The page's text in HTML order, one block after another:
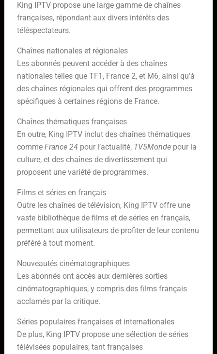
King IPTV propose une large gamme de chaînes
françaises, répondant aux divers intérêts des
téléspectateurs.
Chaînes nationales et régionales
Les abonnés peuvent accéder à des chaînes
nationales telles que TF1, France 2, et M6, ainsi qu’à
des chaînes régionales qui offrent des programmes
spécifiques à certaines régions de France.
Chaînes thématiques françaises
En outre, King IPTV inclut des chaînes thématiques
comme France 24 pour l’actualité, TV5Mondepour la
culture, et des chaînes de divertissement qui
proposent une variété de programmes.
Films et séries en français
Outre les chaînes de télévision, King IPTV offre une
vaste bibliothèque de films et de séries en français,
permettant aux utilisateurs de profiter de leur contenu
préféré à tout moment.
Nouveautés cinématographiques
Les abonnés ont accès aux dernières sorties
cinématographiques, y compris des films français
acclamés par la critique.
Séries populaires françaises et internationales
De plus, King IPTV propose une sélection de séries
télévisées populaires, tant françaises